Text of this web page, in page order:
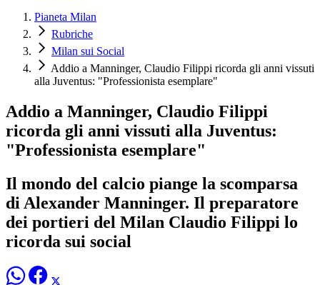
Pianeta Milan
Rubriche
Milan sui Social
Addio a Manninger, Claudio Filippi ricorda gli anni vissuti
alla Juventus: "Professionista esemplare"
Addio a Manninger, Claudio Filippi
ricorda gli anni vissuti alla Juventus:
"Professionista esemplare"
Il mondo del calcio piange la scomparsa
di Alexander Manninger. Il preparatore
dei portieri del Milan Claudio Filippi lo
ricorda sui social